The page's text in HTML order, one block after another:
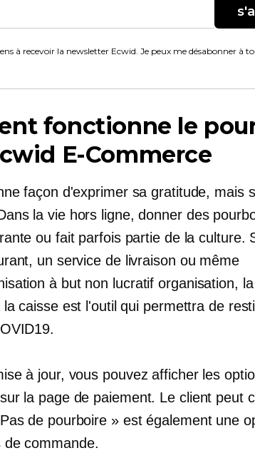
à recevoir la newsletter Ecwid. Je peux me désabonner à
fonctionne le
E-Commerce
façon d'exprimer sa gratitude, mais
la vie hors ligne, donner des
ou fait parfois partie de la culture.
un service de livraison ou même
à but non lucratif organisation,
la caisse est l'outil qui permettra de
à jour, vous pouvez afficher les
la page de paiement. Le client peut
de pourboire » est également une
de commande.